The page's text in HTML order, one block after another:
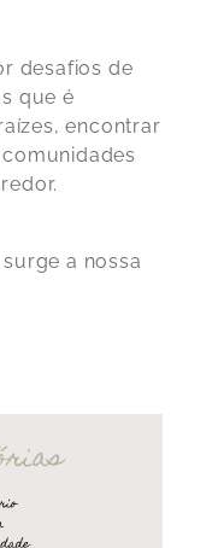
desafios de
que é
encontrar
a nossa